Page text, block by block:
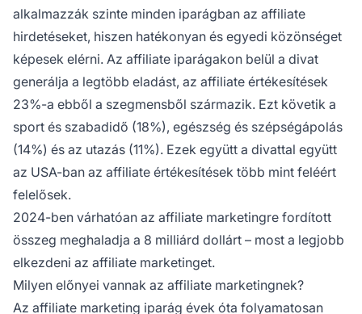
alkalmazzák szinte minden iparágban az affiliate
hirdetéseket, hiszen hatékonyan és egyedi közönséget
képesek elérni. Az affiliate iparágakon belül a divat
generálja a legtöbb eladást, az affiliate értékesítések
23%-a ebből a szegmensből származik. Ezt követik a
sport és szabadidő (18%), egészség és szépségápolás
(14%) és az utazás (11%). Ezek együtt a divattal együtt
az USA-ban az affiliate értékesítések több mint feléért
felelősek.
2024-ben várhatóan az affiliate marketingre fordított
összeg meghaladja a 8 milliárd dollárt – most a legjobb
elkezdeni az affiliate marketinget.
Milyen előnyei vannak az affiliate marketingnek?
Az affiliate marketing iparág évek óta folyamatosan